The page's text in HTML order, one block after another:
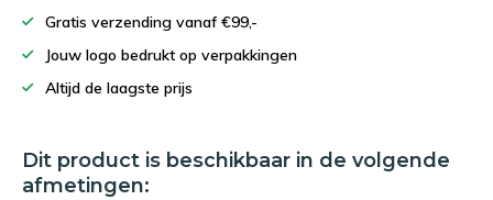
Gratis verzending vanaf €99,-
Jouw logo bedrukt op verpakkingen
Altijd de laagste prijs
Dit product is beschikbaar in de volgende
afmetingen: